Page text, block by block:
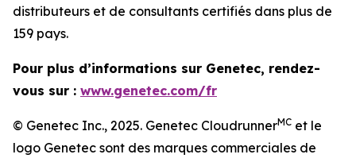
distributeurs et de consultants certifiés dans plus de
159 pays.
Pour plus d’informations sur Genetec, rendez-
vous sur : www.genetec.com/fr
© Genetec Inc., 2025. Genetec CloudrunnerMC et le
logo Genetec sont des marques commerciales de